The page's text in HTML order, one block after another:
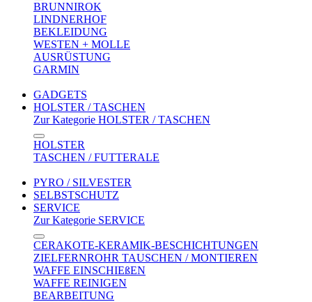
BRUNNIROK
LINDNERHOF
BEKLEIDUNG
WESTEN + MOLLE
AUSRÜSTUNG
GARMIN
GADGETS
HOLSTER / TASCHEN
Zur Kategorie HOLSTER / TASCHEN
HOLSTER
TASCHEN / FUTTERALE
PYRO / SILVESTER
SELBSTSCHUTZ
SERVICE
Zur Kategorie SERVICE
CERAKOTE-KERAMIK-BESCHICHTUNGEN
ZIELFERNROHR TAUSCHEN / MONTIEREN
WAFFE EINSCHIEßEN
WAFFE REINIGEN
BEARBEITUNG